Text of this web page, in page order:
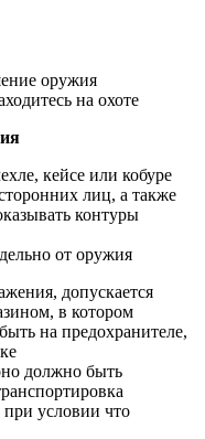
оружия
на охоте
кейсе или кобуре
лиц, а также
контуры
от оружия
допускается
в котором
на предохранителе,
должно быть
условии что